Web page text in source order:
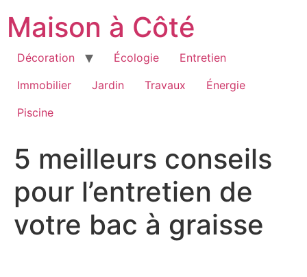
contenu
Maison à Côté
Décoration Écologie
Entretien
Immobilier
Jardin Travaux
Énergie
Piscine
5 meilleurs conseils
pour l’entretien de
votre bac à graisse